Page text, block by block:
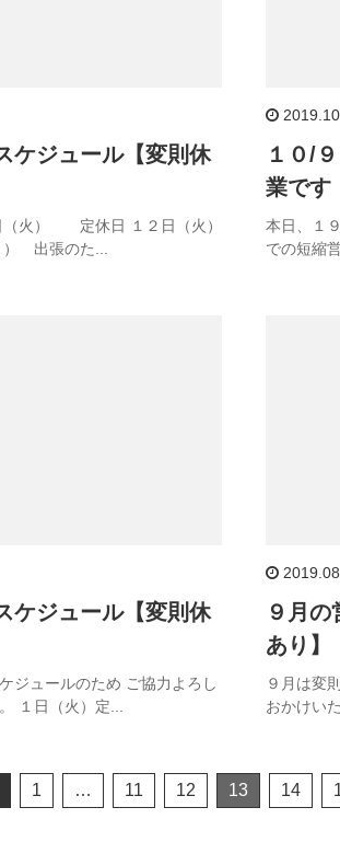
ケジュール【変則休
（火） 定休日 １２日（火）
出張のた...
１０/
業です
本日、１
での短縮
ケジュール【変則休
ジュールのため ご協力よろし
１日（火）定...
９月
あり】
９月は変
おかけい
1 … 11 12 13 14